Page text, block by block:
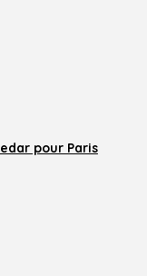
pour Paris